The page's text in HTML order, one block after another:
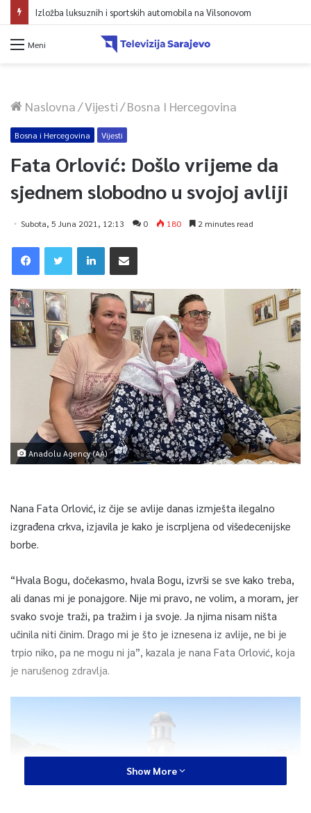
Izložba luksuznih i sportskih automobila na Vilsonovom
Meni
Naslovna/Vijesti/Bosna I Hercegovina
Bosna i Hercegovina Vijesti
Fata Orlović: Došlo vrijeme da
sjednem slobodno u svojoj avliji
Subota, 5 Juna 2021, 12:13 0 180 2 minutes read
Anadolu Agency (AA)
Nana Fata Orlović, iz čije se avlije danas izmješta ilegalno
izgrađena crkva, izjavila je kako je iscrpljena od višedecenijske
borbe.
“Hvala Bogu, dočekasmo, hvala Bogu, izvrši se sve kako treba,
ali danas mi je ponajgore. Nije mi pravo, ne volim, a moram, jer
svako svoje traži, pa tražim i ja svoje. Ja njima nisam ništa
učinila niti činim. Drago mi je što je iznesena iz avlije, ne bi je
trpio niko, pa ne mogu ni ja”, kazala je nana Fata Orlović, koja
je narušenog zdravlja.
Show More